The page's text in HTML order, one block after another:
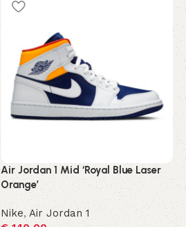
Air Jordan 1 Mid ‘Royal Blue Laser
Orange’
Nike,Air Jordan 1